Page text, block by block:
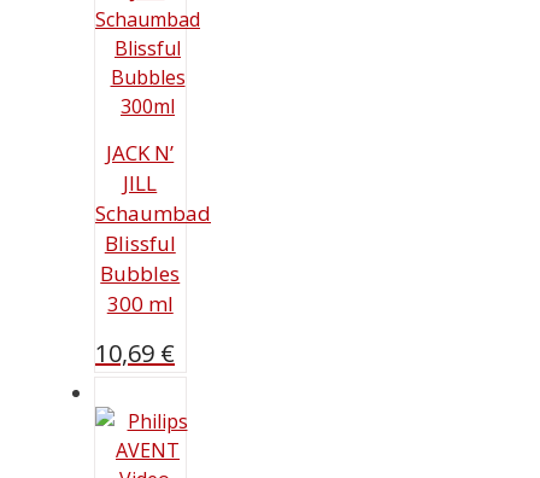
JACK N’
JILL
Schaumbad
Blissful
Bubbles
300 ml
10,69 €